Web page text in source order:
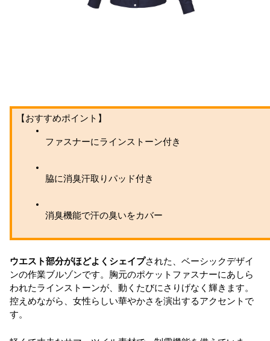
【おすすめポイント】
ファスナーにラインストーン付き
脇に消臭汗取りパッド付き
消臭機能で汗の臭いをカバー
ウエスト部分がほどよくシェイプされた、ベーシックデザイ
ンの作業ブルゾンです。胸元のポケットファスナーにあしら
われたラインストーンが、動くたびにさりげなく輝きます。
控えめながら、女性らしい華やかさを演出するアクセントで
す。